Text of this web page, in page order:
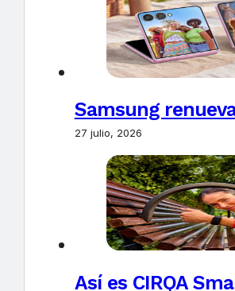
Samsung
27 julio, 2026
Así es CIRQA